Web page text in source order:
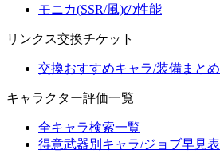
モニカ(SSR/風)の性能
リンクス交換チケット
交換おすすめキャラ/装備まとめ
キャラクター評価一覧
全キャラ検索一覧
得意武器別キャラ/ジョブ早見表